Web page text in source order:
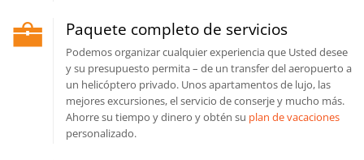
Paquete completo de servicios
Podemos organizar cualquier experiencia que Usted desee
y su presupuesto permita – de un transfer del aeropuerto a
un helicóptero privado. Unos apartamentos de lujo, las
mejores excursiones, el servicio de conserje y mucho más.
Ahorre su tiempo y dinero y obtén su plan de vacaciones
personalizado.